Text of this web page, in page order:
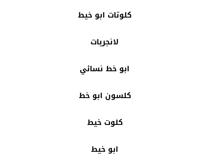
كلوتات ابو خيط
لانجريات
ابو خط نسائي
كلسون ابو خط
كلوت خيط
ابو خيط